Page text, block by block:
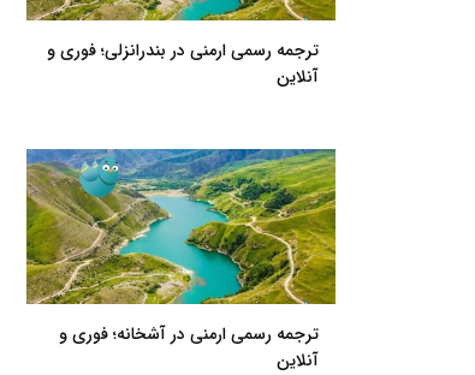
ترجمه رسمی ارمنی در بندرانزلی؛ فوری و
آنلاین
ترجمه رسمی ارمنی در آشخانه؛ فوری و
آنلاین